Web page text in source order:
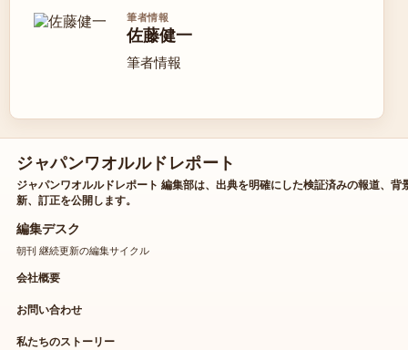
筆者情報
佐藤健一
筆者情報
ジャパンワオルルドレポート
ジャパンワオルルドレポート 編集部は、出典を明確にした検証済みの報道、背
新、訂正を公開します。
編集デスク
朝刊 継続更新の編集サイクル
会社概要
お問い合わせ
私たちのストーリー